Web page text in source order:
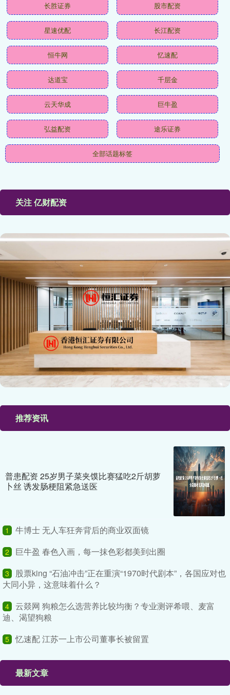
长胜证券 股市配资
星速优配 长江配资
恒牛网 忆速配
达道宝 千层金
云天华成 巨牛盈
弘益配资 途乐证券
全部话题标签
关注 亿财配资
推荐资讯
普患配资 25岁男子菜夹馍比赛猛吃2斤胡萝
卜丝 诱发肠梗阻紧急送医
1 牛博士 无人车狂奔背后的商业双面镜
2 巨牛盈 春色入画，每一抹色彩都美到出圈
3
股票king “石油冲击”正在重演“1970时代剧本”，各国应对也
大同小异，这意味着什么？
4 云燚网 狗粮怎么选营养比较均衡？专业测评希喂、麦富
迪、渴望狗粮
5 忆速配 江苏一上市公司董事长被留置
最新文章